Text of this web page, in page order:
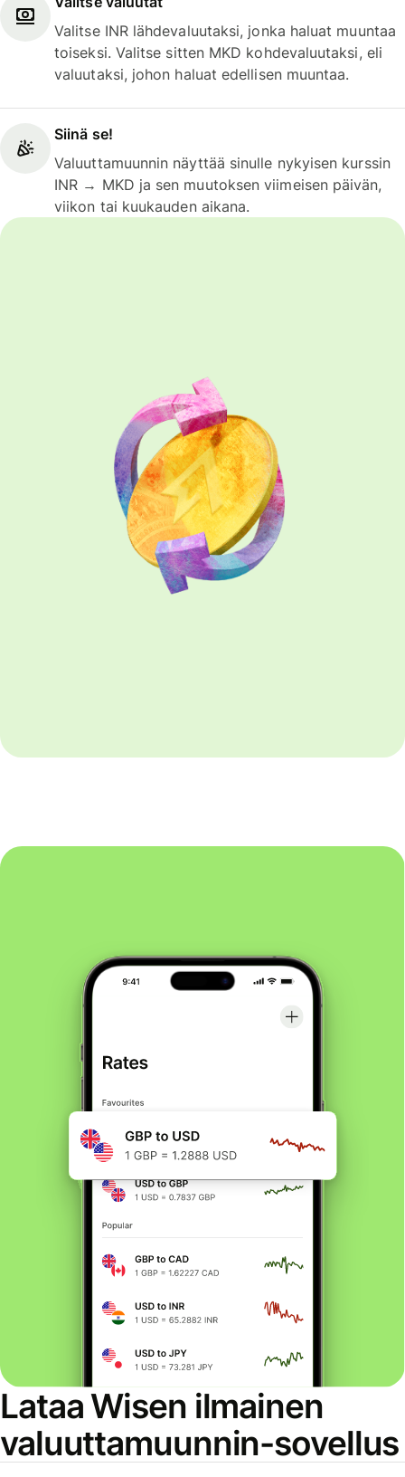
Valitse INR lähdevaluutaksi, jonka haluat muuntaa
toiseksi. Valitse sitten MKD kohdevaluutaksi, eli
valuutaksi, johon haluat edellisen muuntaa.
Siinä se!
Valuuttamuunnin näyttää sinulle nykyisen kurssin
INR → MKD ja sen muutoksen viimeisen päivän,
viikon tai kuukauden aikana.
Lataa Wisen ilmainen
valuuttamuunnin-sovellus